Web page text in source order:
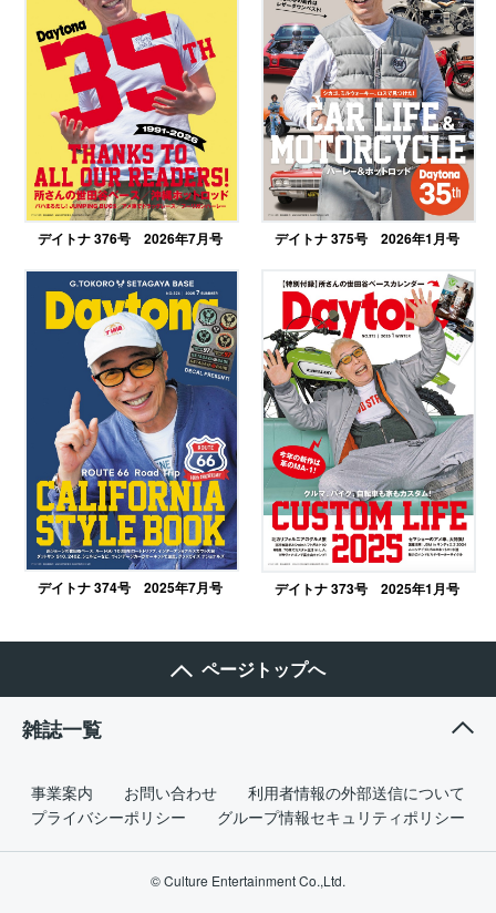
デイトナ 376号 2026年7月号 デイトナ 375号 2026年1月号
デイトナ 374号 2025年7月号 デイトナ 373号 2025年1月号
ページトップへ
雑誌一覧
事業案内 お問い合わせ
利用者情報の外部送信について
プライバシーポリシー
グループ情報セキュリティポリシー
© Culture Entertainment Co.,Ltd.